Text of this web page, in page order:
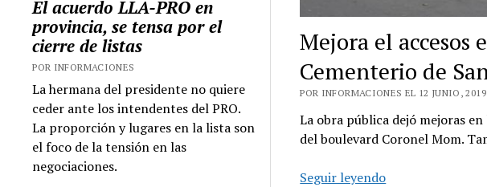
El acuerdo LLA-PRO en
provincia, se tensa por el
cierre de listas
POR INFORMACIONES
La hermana del presidente no quiere
ceder ante los intendentes del PRO.
La proporción y lugares en la lista son
el foco de la tensión en las
negociaciones.
Mejora el accesos
Cementerio de
POR INFORMACIONES EL 12 JUNIO,
La obra pública dejó mejoras
del boulevard Coronel Mom.
Seguir leyendoMejora